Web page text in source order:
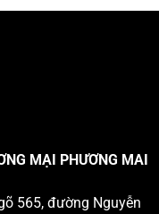
MẠI PHƯƠNG MAI
565, đường Nguyễn